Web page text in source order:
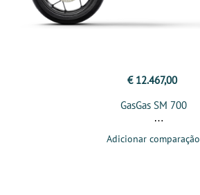
€ 12.467,00
GasGas SM 700
Adicionar comparação